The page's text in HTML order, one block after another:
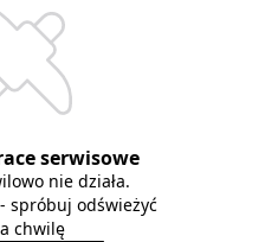
serwisowe
nie działa.
spróbuj odświeżyć
chwilę